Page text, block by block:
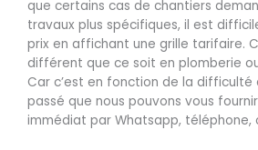
que certains cas de chantiers
travaux plus spécifiques, il est
prix en affichant une grille tarifaire.
différent que ce soit en plomberie
Car c’est en fonction de la
passé que nous pouvons vous
immédiat par Whatsapp, téléphone,